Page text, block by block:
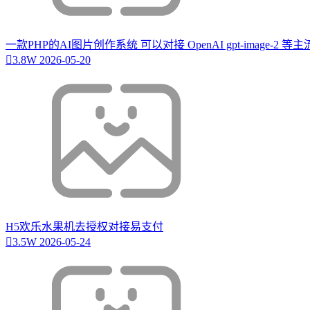
一款PHP的AI图片创作系统 可以对接 OpenAI gpt-image-2 等主
3.8W 2026-05-20
H5欢乐水果机去授权对接易支付
3.5W 2026-05-24